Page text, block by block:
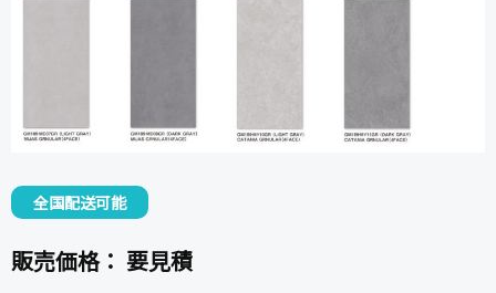
全国配送可能
販売価格： 要見積